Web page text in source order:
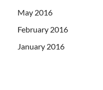
May 2016
February 2016
January 2016